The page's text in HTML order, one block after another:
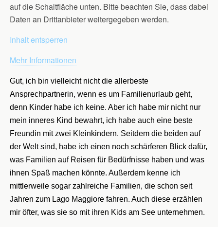
auf die Schaltfläche unten. Bitte beachten Sie, dass dabei
Daten an Drittanbieter weitergegeben werden.
Inhalt entsperren
Mehr Informationen
Gut, ich bin vielleicht nicht die allerbeste
Ansprechpartnerin, wenn es um Familienurlaub geht,
denn Kinder habe ich keine. Aber ich habe mir nicht nur
mein inneres Kind bewahrt, ich habe auch eine beste
Freundin mit zwei Kleinkindern. Seitdem die beiden auf
der Welt sind, habe ich einen noch schärferen Blick dafür,
was Familien auf Reisen für Bedürfnisse haben und was
ihnen Spaß machen könnte. Außerdem kenne ich
mittlerweile sogar zahlreiche Familien, die schon seit
Jahren zum Lago Maggiore fahren. Auch diese erzählen
mir öfter, was sie so mit ihren Kids am See unternehmen.